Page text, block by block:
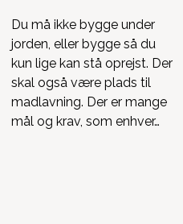
Du må ikke bygge under
jorden, eller bygge så du
kun lige kan stå oprejst. Der
skal også være plads til
madlavning. Der er mange
mål og krav, som enhver…